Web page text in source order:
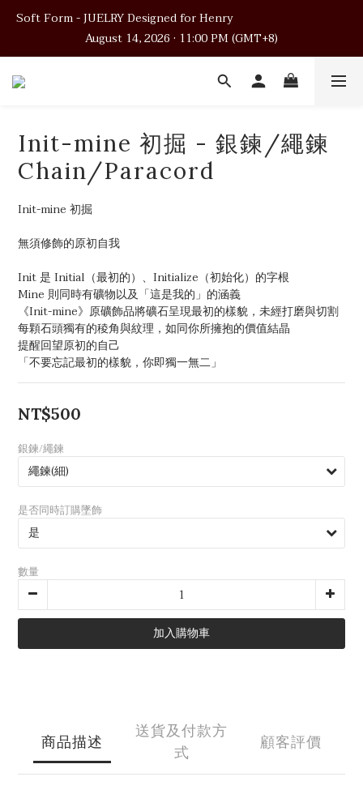
Soft Form - JUELRY Designed for Henry
August 14, 2026 · 11:00 PM (GMT+8)
Soft Form - JUELRY Designed for Henry
August 14, 2026 · 11:00 PM (GMT+8)
Worldwide Shipping
Soft Form - JUELRY Designed for Henry
August 14, 2026 · 11:00 PM (GMT+8)
Init-mine 初掘 - 銀鍊/繩鍊
Chain/Paracord
Init-mine 初掘
無須修飾的原初自我
Init 是 Initial（最初的）、Initialize（初始化）的字根
Mine 則同時有礦物以及「這是我的」的涵義
《Init-mine》原礦飾品將礦石呈現最初的樣貌，未經打磨與切割
每顆石頭獨有的稜角與紋理，如同你所擁抱的價值結晶
提醒回望原初的自己
「不要忘記最初的樣貌，你即獨一無二」
NT$500
銀鍊/繩鍊
是否同時訂購墜飾
數量
加入購物車
商品描述
送貨及付款方
式
顧客評價